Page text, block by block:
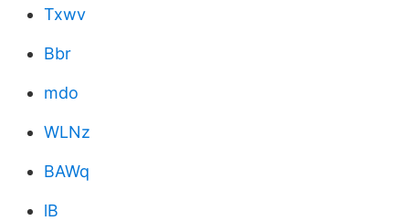
Txwv
Bbr
mdo
WLNz
BAWq
lB